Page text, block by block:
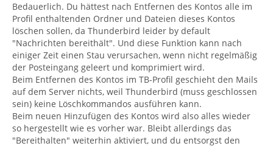
Bedauerlich. Du hättest nach Entfernen des Kontos alle im
Profil enthaltenden Ordner und Dateien dieses Kontos
löschen sollen, da Thunderbird leider by default
"Nachrichten bereithält". Und diese Funktion kann nach
einiger Zeit einen Stau verursachen, wenn nicht regelmäßig
der Posteingang geleert und komprimiert wird.
Beim Entfernen des Kontos im TB-Profil geschieht den Mails
auf dem Server nichts, weil Thunderbird (muss geschlossen
sein) keine Löschkommandos ausführen kann.
Beim neuen Hinzufügen des Kontos wird also alles wieder
so hergestellt wie es vorher war. Bleibt allerdings das
"Bereithalten" weiterhin aktiviert, und du entsorgst den